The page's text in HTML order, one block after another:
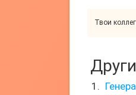
Твои